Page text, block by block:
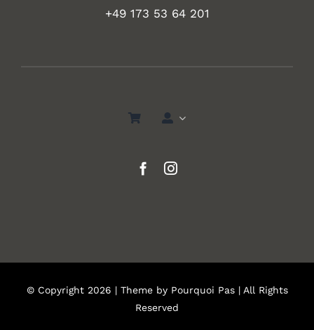
+49 173 53 64 201
© Copyright 2026 | Theme by Pourquoi Pas| All Rights
Reserved